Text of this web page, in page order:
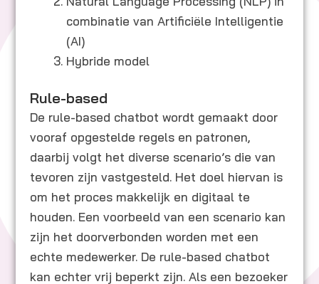
combinatie van Artificiële Intelligentie
(AI)
Hybride model
Rule-based
De rule-based chatbot wordt gemaakt door
vooraf opgestelde regels en patronen,
daarbij volgt het diverse scenario’s die van
tevoren zijn vastgesteld. Het doel hiervan is
om het proces makkelijk en digitaal te
houden. Een voorbeeld van een scenario kan
zijn het doorverbonden worden met een
echte medewerker. De rule-based chatbot
kan echter vrij beperkt zijn. Als een bezoeker